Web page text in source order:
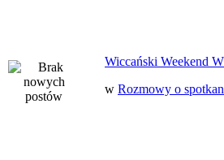
Wiccański Weekend
w Rozmowy o